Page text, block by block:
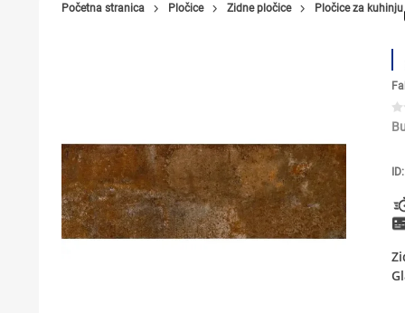
TUŠEVI
KUPATILSKI NAMJEŠTAJ I OGLEDALA
BOJLERI
Početna stranica Pločice Zidne pločice Pločice za kuhinju
ID: